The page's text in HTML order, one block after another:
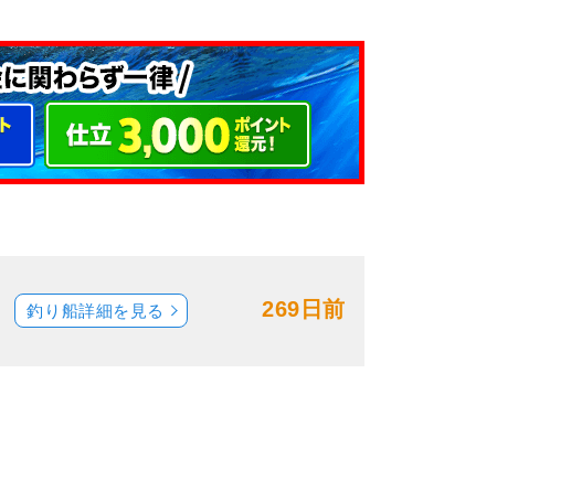
269日前
釣り船詳細を見る